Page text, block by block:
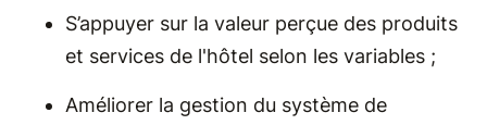
S’appuyer sur la valeur perçue des produits
et services de l'hôtel selon les variables ;
Améliorer la gestion du système de